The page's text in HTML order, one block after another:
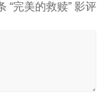
“完美的救赎” 影评